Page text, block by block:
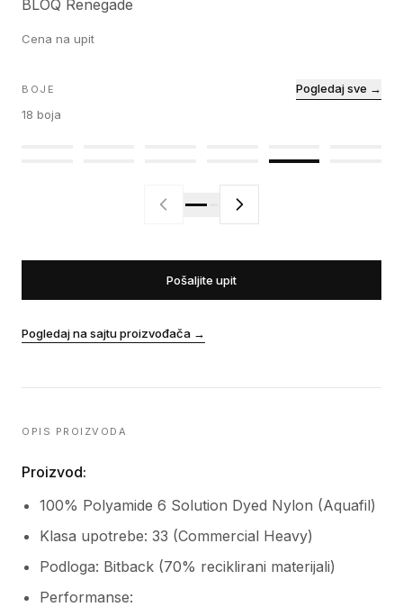
BLOQ Renegade
Cena na upit
BOJE
18 boja
Pogledaj sve →
Pošaljite upit
Pogledaj na sajtu proizvođača →
OPIS PROIZVODA
Proizvod:
100% Polyamide 6 Solution Dyed Nylon (Aquafil)
Klasa upotrebe: 33 (Commercial Heavy)
Podloga: Bitback (70% reciklirani materijali)
Performanse: